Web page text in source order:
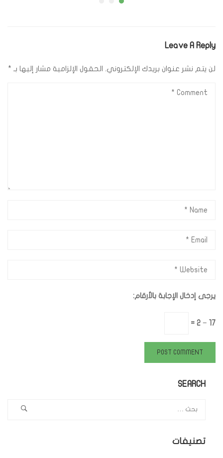
Leave A Reply
لن يتم نشر عنوان بريدك الإلكتروني. الحقول الإلزامية مشار إليها بـ *
يرجى إدخال الإجابة بالأرقام:
17 − 2 =
SEARCH
تصنيفات